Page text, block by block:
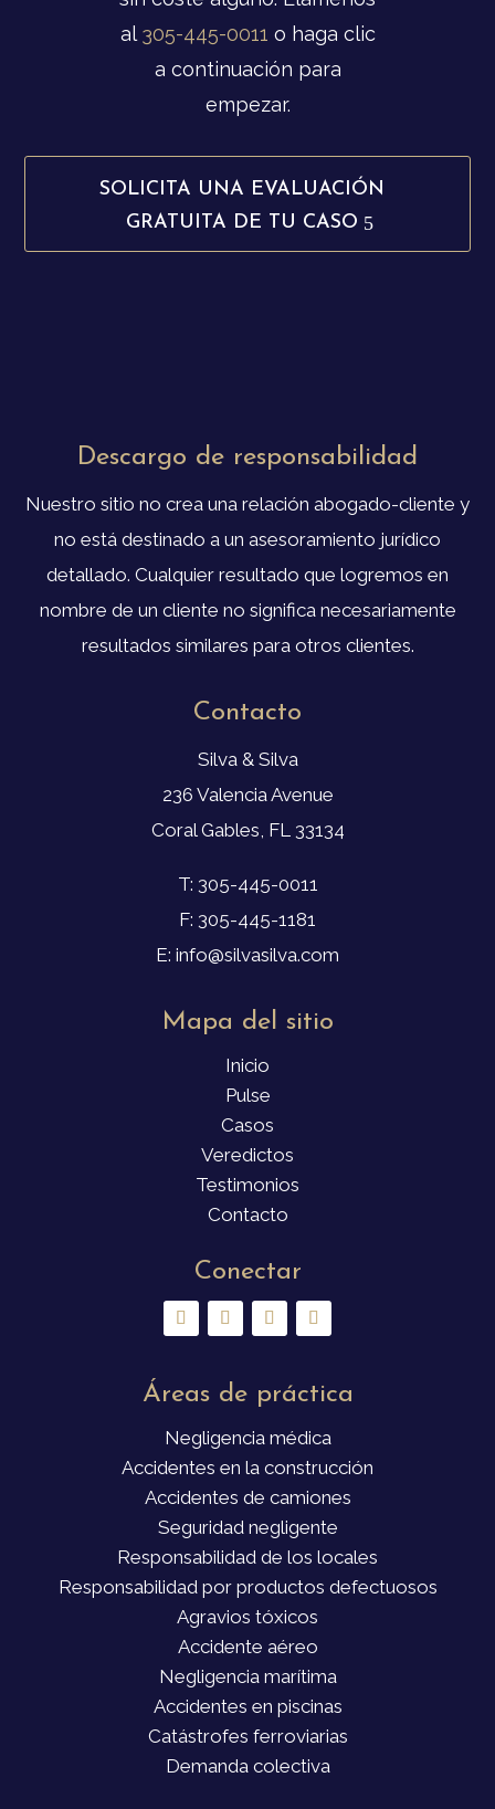
al 305-445-0011 o haga clic
a continuación para
empezar.
SOLICITA UNA EVALUACIÓN
GRATUITA DE TU CASO
Descargo de responsabilidad
Nuestro sitio no crea una relación abogado-cliente y
no está destinado a un asesoramiento jurídico
detallado. Cualquier resultado que logremos en
nombre de un cliente no significa necesariamente
resultados similares para otros clientes.
Contacto
Silva & Silva
236 Valencia Avenue
Coral Gables, FL 33134
T: 305-445-0011
F: 305-445-1181
E: info@silvasilva.com
Mapa del sitio
Inicio
Pulse
Casos
Veredictos
Testimonios
Contacto
Conectar
Áreas de práctica
Negligencia médica
Accidentes en la construcción
Accidentes de camiones
Seguridad negligente
Responsabilidad de los locales
Responsabilidad por productos defectuosos
Agravios tóxicos
Accidente aéreo
Negligencia marítima
Accidentes en piscinas
Catástrofes ferroviarias
Demanda colectiva